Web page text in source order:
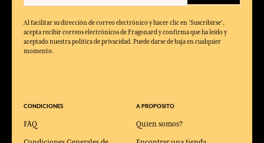
Al facilitar su dirección de correo electrónico y hacer clic en 'Suscribirse',
acepta recibir correos electrónicos de Fragonard y confirma que ha leído y
aceptado nuestra política de privacidad. Puede darse de baja en cualquier
momento.
CONDICIONES
FAQ
A PROPOSITO
Quien somos?